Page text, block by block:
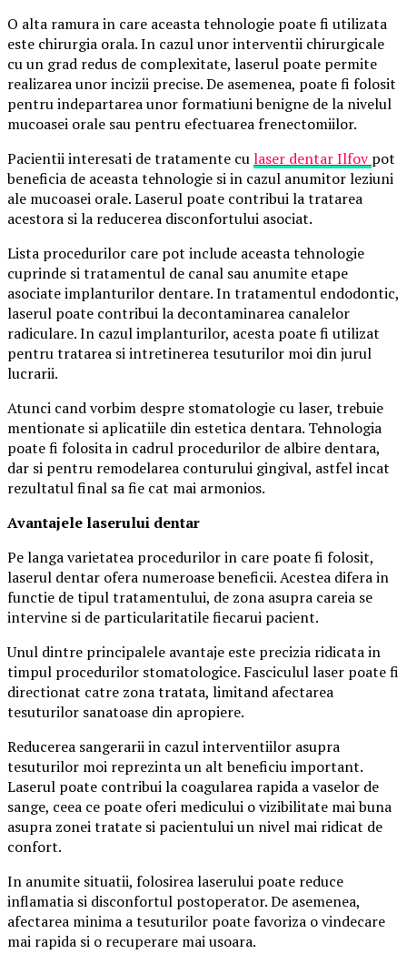
O alta ramura in care aceasta tehnologie poate fi utilizata
este chirurgia orala. In cazul unor interventii chirurgicale
cu un grad redus de complexitate, laserul poate permite
realizarea unor incizii precise. De asemenea, poate fi folosit
pentru indepartarea unor formatiuni benigne de la nivelul
mucoasei orale sau pentru efectuarea frenectomiilor.
Pacientii interesati de tratamente culaser dentar Ilfovpot
beneficia de aceasta tehnologie si in cazul anumitor leziuni
ale mucoasei orale. Laserul poate contribui la tratarea
acestora si la reducerea disconfortului asociat.
Lista procedurilor care pot include aceasta tehnologie
cuprinde si tratamentul de canal sau anumite etape
asociate implanturilor dentare. In tratamentul endodontic,
laserul poate contribui la decontaminarea canalelor
radiculare. In cazul implanturilor, acesta poate fi utilizat
pentru tratarea si intretinerea tesuturilor moi din jurul
lucrarii.
Atunci cand vorbim despre stomatologie cu laser, trebuie
mentionate si aplicatiile din estetica dentara. Tehnologia
poate fi folosita in cadrul procedurilor de albire dentara,
dar si pentru remodelarea conturului gingival, astfel incat
rezultatul final sa fie cat mai armonios.
Avantajele laserului dentar
Pe langa varietatea procedurilor in care poate fi folosit,
laserul dentar ofera numeroase beneficii. Acestea difera in
functie de tipul tratamentului, de zona asupra careia se
intervine si de particularitatile fiecarui pacient.
Unul dintre principalele avantaje este precizia ridicata in
timpul procedurilor stomatologice. Fasciculul laser poate fi
directionat catre zona tratata, limitand afectarea
tesuturilor sanatoase din apropiere.
Reducerea sangerarii in cazul interventiilor asupra
tesuturilor moi reprezinta un alt beneficiu important.
Laserul poate contribui la coagularea rapida a vaselor de
sange, ceea ce poate oferi medicului o vizibilitate mai buna
asupra zonei tratate si pacientului un nivel mai ridicat de
confort.
In anumite situatii, folosirea laserului poate reduce
inflamatia si disconfortul postoperator. De asemenea,
afectarea minima a tesuturilor poate favoriza o vindecare
mai rapida si o recuperare mai usoara.